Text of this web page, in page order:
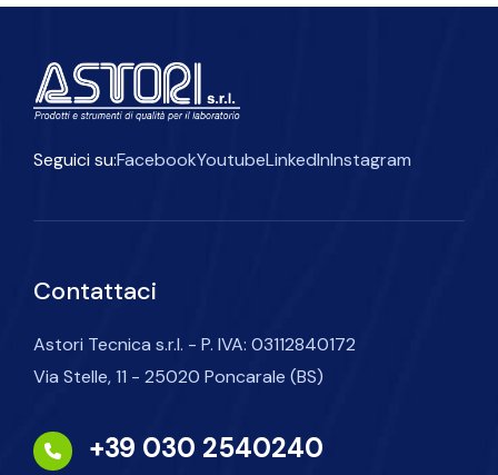
Seguici su:FacebookYoutubeLinkedInInstagram
Contattaci
Astori Tecnica s.r.l. - P. IVA: 03112840172
Via Stelle, 11 - 25020 Poncarale (BS)
+39 030 2540240